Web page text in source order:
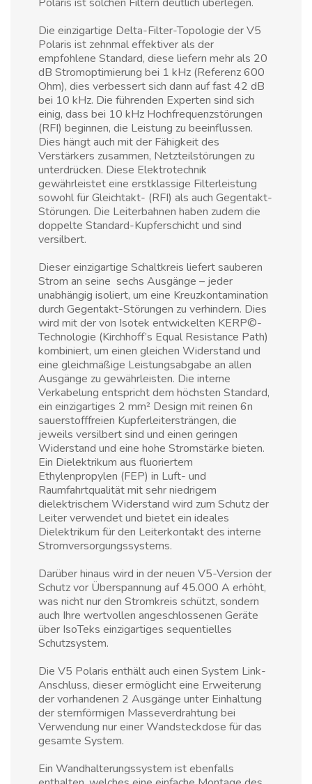
Die einzigartige Delta-Filter-Topologie der V5
Polaris ist zehnmal effektiver als der
empfohlene Standard, diese liefern mehr als 20
dB Stromoptimierung bei 1 kHz (Referenz 600
Ohm), dies verbessert sich dann auf fast 42 dB
bei 10 kHz. Die führenden Experten sind sich
einig, dass bei 10 kHz Hochfrequenzstörungen
(RFI) beginnen, die Leistung zu beeinflussen.
Dies hängt auch mit der Fähigkeit des
Verstärkers zusammen, Netzteilstörungen zu
unterdrücken. Diese Elektrotechnik
gewährleistet eine erstklassige Filterleistung
sowohl für Gleichtakt- (RFI) als auch Gegentakt-
Störungen. Die Leiterbahnen haben zudem die
doppelte Standard-Kupferschicht und sind
versilbert.
Dieser einzigartige Schaltkreis liefert sauberen
Strom an seine sechs Ausgänge – jeder
unabhängig isoliert, um eine Kreuzkontamination
durch Gegentakt-Störungen zu verhindern. Dies
wird mit der von Isotek entwickelten KERP©-
Technologie (Kirchhoff’s Equal Resistance Path)
kombiniert, um einen gleichen Widerstand und
eine gleichmäßige Leistungsabgabe an allen
Ausgänge zu gewährleisten. Die interne
Verkabelung entspricht dem höchsten Standard,
ein einzigartiges 2 mm² Design mit reinen 6n
sauerstofffreien Kupferleitersträngen, die
jeweils versilbert sind und einen geringen
Widerstand und eine hohe Stromstärke bieten.
Ein Dielektrikum aus fluoriertem
Ethylenpropylen (FEP) in Luft- und
Raumfahrtqualität mit sehr niedrigem
dielektrischem Widerstand wird zum Schutz der
Leiter verwendet und bietet ein ideales
Dielektrikum für den Leiterkontakt des interne
Stromversorgungssystems.
Darüber hinaus wird in der neuen V5-Version der
Schutz vor Überspannung auf 45.000 A erhöht,
was nicht nur den Stromkreis schützt, sondern
auch Ihre wertvollen angeschlossenen Geräte
über IsoTeks einzigartiges sequentielles
Schutzsystem.
Die V5 Polaris enthält auch einen System Link-
Anschluss, dieser ermöglicht eine Erweiterung
der vorhandenen 2 Ausgänge unter Einhaltung
der sternförmigen Masseverdrahtung bei
Verwendung nur einer Wandsteckdose für das
gesamte System.
Ein Wandhalterungssystem ist ebenfalls